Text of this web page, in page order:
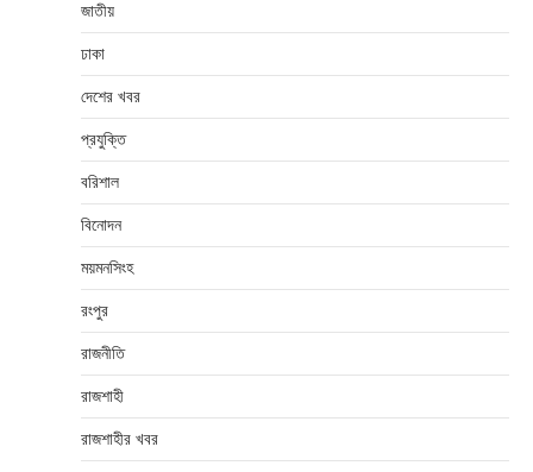
জাতীয়
ঢাকা
দেশের খবর
প্রযুক্তি
বরিশাল
বিনোদন
ময়মনসিংহ
রংপুর
রাজনীতি
রাজশাহী
রাজশাহীর খবর